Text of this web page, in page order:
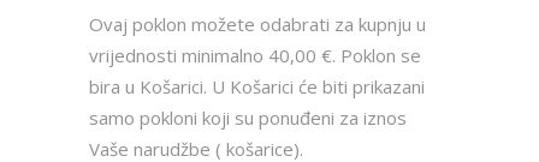
Ovaj poklon možete odabrati za kupnju u
vrijednosti minimalno 40,00 €. Poklon se
bira u Košarici. U Košarici će biti prikazani
samo pokloni koji su ponuđeni za iznos
Vaše narudžbe ( košarice).